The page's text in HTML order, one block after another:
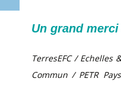
Un grand
TerresEFC /
Commun / PETR